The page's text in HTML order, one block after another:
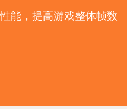
能，提高游戏整体帧数